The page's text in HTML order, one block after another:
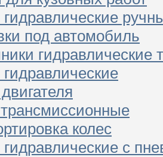
под автомобиль
гидравлические
колес
с